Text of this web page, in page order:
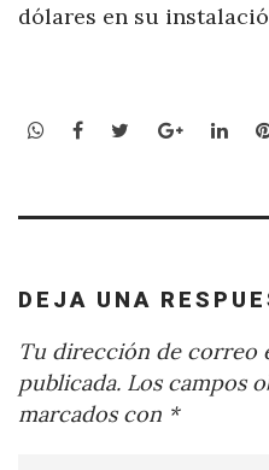
dólares en su
WhatsApp
Facebook
TwitterGoogle+
DEJA UNA
Tu dirección de correo
publicada. Los campos
marcados con *